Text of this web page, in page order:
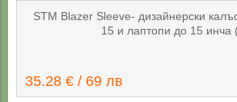
STM Blazer Sleeve- дизайнерски
15 и лаптопи до 15 инча
35.28 € / 69 лв